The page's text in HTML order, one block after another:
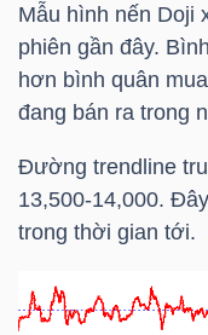
Mẫu hình nến Doji
phiên gần đây.
hơn bình quân
đang bán ra trong
Đường trendline
13,500-14,000.
trong thời gian tới.
TƯ
XUẤT
DỮ
LIỆU
Ngành